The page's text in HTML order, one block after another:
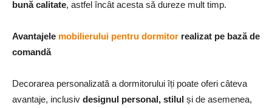
bună calitate, astfel încât acesta să dureze mult timp.
Avantajele mobilierului pentru dormitor realizat pe bază de
comandă
Decorarea personalizată a dormitorului îți poate oferi câteva
avantaje, inclusiv designul personal, stilul și de asemenea,